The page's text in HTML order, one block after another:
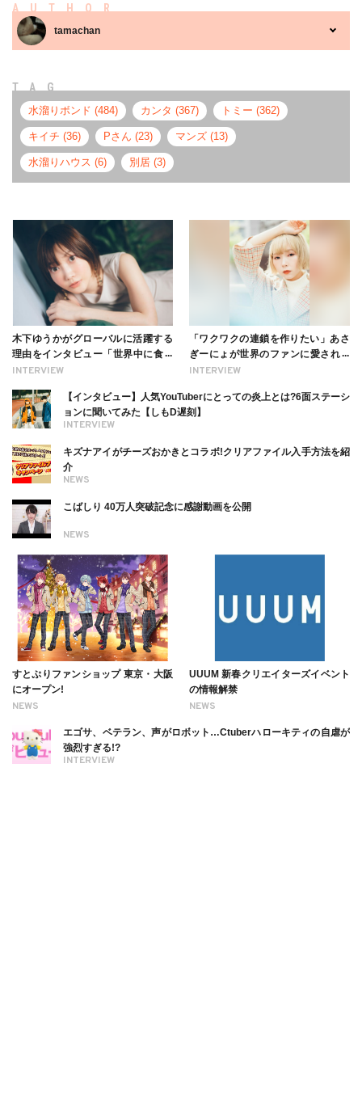
AUTHOR
tamachan
TAG
水溜りボンド (484) カンタ (367) トミー (362)
キイチ (36) Pさん (23) マンズ (13)
水溜りハウス (6) 別居 (3)
INTERVIEW
木下ゆうかがグローバルに活躍する
理由をインタビュー「世界中に食べ
る幸せを伝えたい」新事務所加入に
INTERVIEW
「ワクワクの連鎖を作りたい」あさ
ぎーにょが世界のファンに愛される
理由【インタビュー】
INTERVIEW
【インタビュー】人気YouTuberにとっての炎上とは?6面ステーシ
ョンに聞いてみた【しもD遅刻】
NEWS
キズナアイがチーズおかきとコラボ!クリアファイル入手方法を紹
介
NEWS
こばしり 40万人突破記念に感謝動画を公開
NEWS
すとぷりファンショップ 東京・大阪
にオープン!
NEWS
UUUM 新春クリエイターズイベント
の情報解禁
INTERVIEW
エゴサ、ベテラン、声がロボット…Ctuberハローキティの自虐が
強烈すぎる!?